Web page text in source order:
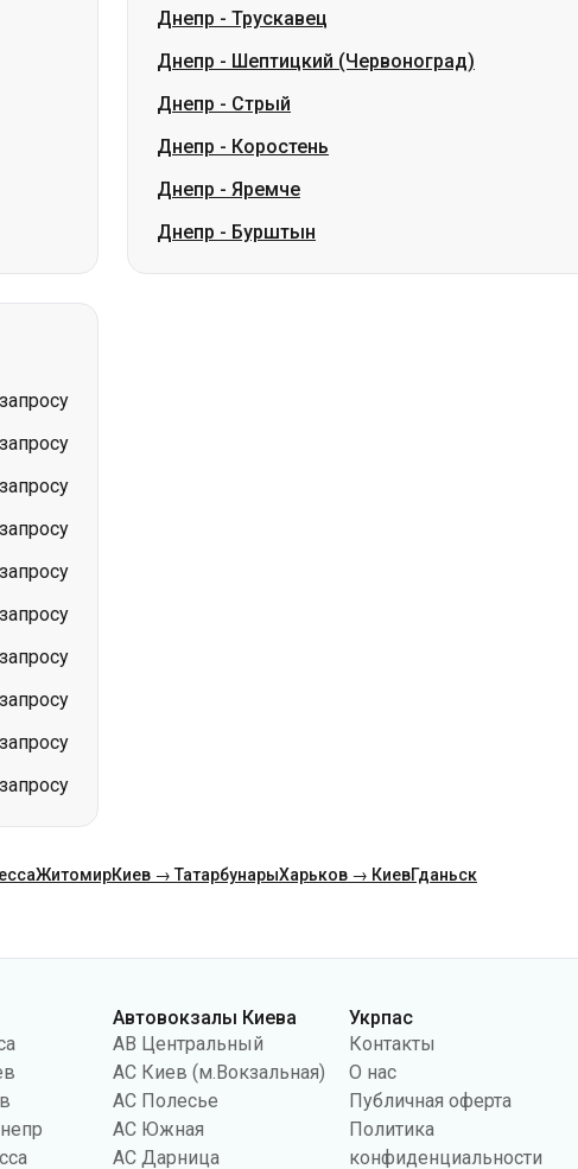
Днепр - Трускавец
Днепр - Шептицкий (Червоноград)
Днепр - Стрый
Днепр - Коростень
Днепр - Яремче
Днепр - Бурштын
ЖитомирКиев → ТатарбунарыХарьков → КиевГданьск
Автовокзалы Киева
АВ Центральный
АС Киев (м.Вокзальная)
АС Полесье
АС Южная
АС Дарница
Укрпас
Контакты
О нас
Публичная оферта
Политика
конфиденциальности